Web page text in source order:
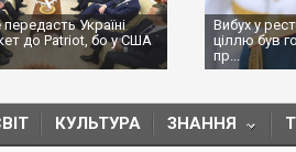
Україні
до Patriot, бо у США
Вибух у
ціллю був
пр...
КУЛЬТУРА ЗНАННЯ